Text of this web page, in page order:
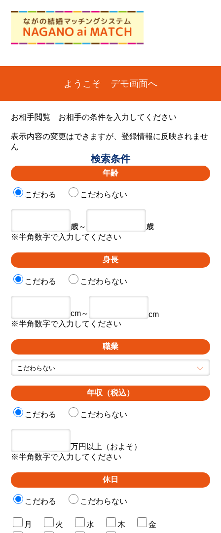
ようこそ デモ画面へ
お相手閲覧 お相手の条件を入力してください
表示内容の変更はできますが、登録情報に反映されませ
ん
検索条件
年齢
こだわる こだわらない
歳～
歳
※半角数字で入力してください
身長
こだわる こだわらない
cm～
cm
※半角数字で入力してください
職業
年収（税込）
こだわる こだわらない
万円以上（およそ）
※半角数字で入力してください
休日
こだわる こだわらない
月 火 水 木
金